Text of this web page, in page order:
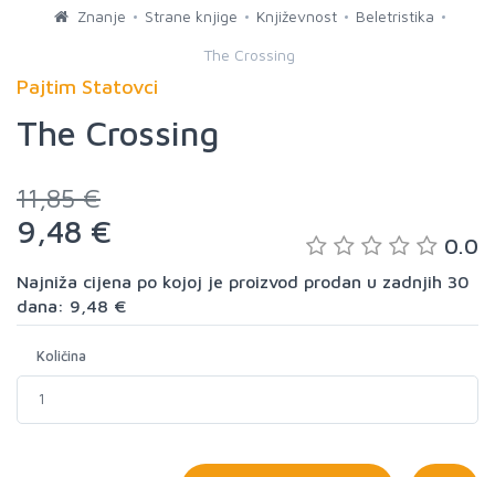
Znanje Strane knjige Književnost Beletristika
The Crossing
Pajtim Statovci
The Crossing
11,85 €
9,48 € 0.0
Najniža cijena po kojoj je proizvod prodan u zadnjih 30
dana: 9,48 €
Količina